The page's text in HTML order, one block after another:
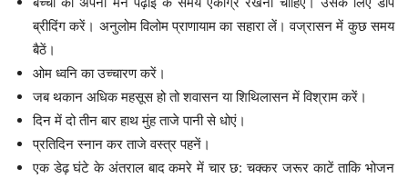
ब्रीदिंग करें। अनुलोम विलोम प्राणायाम का सहारा लें। वज्रासन में कुछ समय
बैठें।
ओम ध्वनि का उच्चारण करें।
जब थकान अधिक महसूस हो तो शवासन या शिथिलासन में विश्राम करें।
दिन में दो तीन बार हाथ मुंह ताजे पानी से धोएं।
प्रतिदिन स्नान कर ताजे वस्त्र पहनें।
एक डेढ़ घंटे के अंतराल बाद कमरे में चार छ: चक्कर जरूर काटें ताकि भोजन